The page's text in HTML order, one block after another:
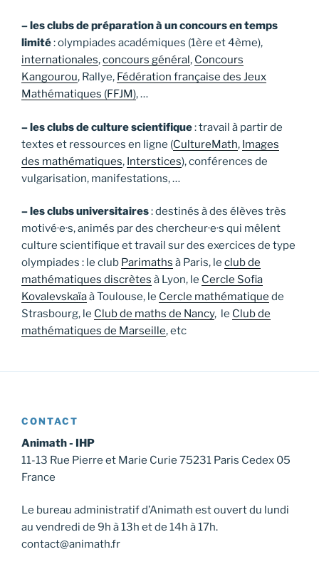
– les clubs de préparation à un concours en temps
limité: olympiades académiques (1ère et 4ème),
internationales,concours général, Concours
Kangourou, Rallye, Fédération française des Jeux
Mathématiques (FFJM), …
– les clubs de culture scientifique: travail à partir de
textes et ressources en ligne (CultureMath, Images
des mathématiques, Interstices), conférences de
vulgarisation, manifestations, …
– les clubs universitaires: destinés à des élèves très
motivé·e·s, animés par des chercheur·e·s qui mêlent
culture scientifique et travail sur des exercices de type
olympiades : le club Parimaths à Paris, le club de
mathématiques discrètes à Lyon, le Cercle Sofia
Kovalevskaïaà Toulouse, le Cercle mathématique de
Strasbourg, le Club de maths de Nancy, le Club de
mathématiques de Marseille, etc
CONTACT
Animath - IHP
11-13 Rue Pierre et Marie Curie 75231 Paris Cedex 05
France
Le bureau administratif d’Animath est ouvert du lundi
au vendredi de 9h à 13h et de 14h à 17h.
contact@animath.fr